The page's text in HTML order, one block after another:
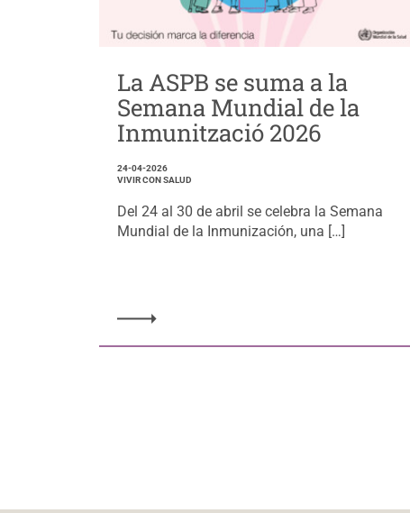
La ASPB se suma a la
Semana Mundial de la
Inmunització 2026
24-04-2026
VIVIR CON SALUD
Del 24 al 30 de abril se celebra la Semana
Mundial de la Inmunización, una […]